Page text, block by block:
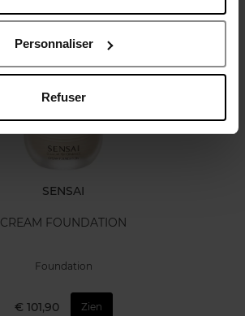
Personnaliser
Refuser
Nog iets vergeten ?
SENSAI
CREAM FOUNDATION
Foundation
€ 101,90 Zien